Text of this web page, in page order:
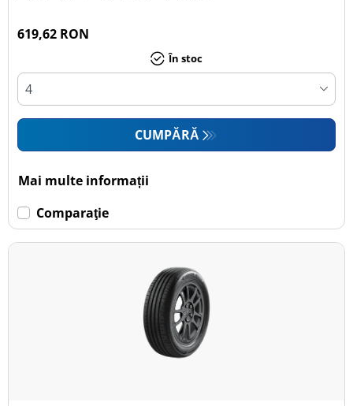
619,62 RON
În stoc
CUMPĂRĂ
Mai multe informații
Comparaţie